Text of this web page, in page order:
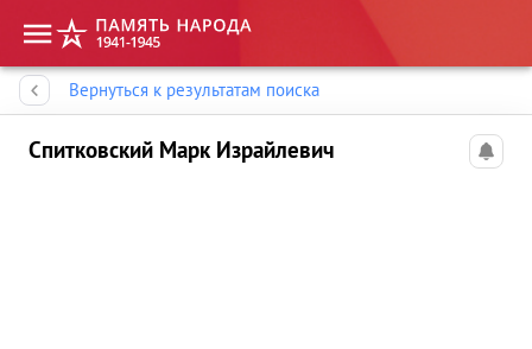
Вернуться к результатам поиска
Спитковский Марк Израйлевич
Память народа